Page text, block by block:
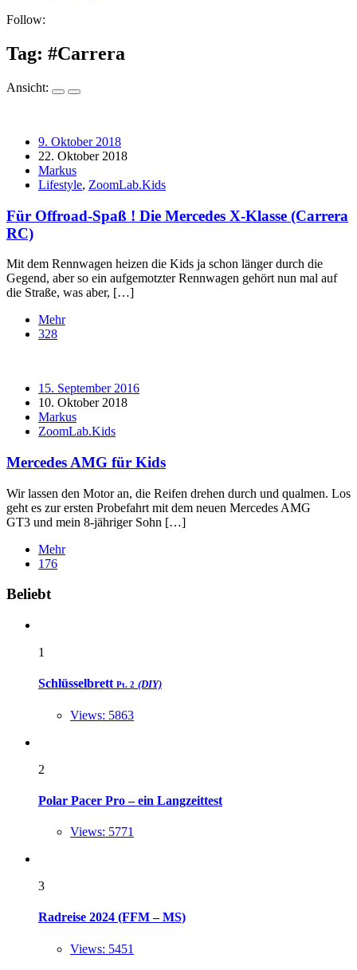
Follow:
Tag: #Carrera
Ansicht:
9. Oktober 2018
22. Oktober 2018
Markus
Lifestyle, ZoomLab.Kids
Für Offroad-Spaß ! Die Mercedes X-Klasse (Carrera
RC)
Mit dem Rennwagen heizen die Kids ja schon länger durch die
Gegend, aber so ein aufgemotzter Rennwagen gehört nun mal auf
die Straße, was aber, […]
Mehr
328
15. September 2016
10. Oktober 2018
Markus
ZoomLab.Kids
Mercedes AMG für Kids
Wir lassen den Motor an, die Reifen drehen durch und qualmen. Los
geht es zur ersten Probefahrt mit dem neuen Mercedes AMG
GT3 und mein 8-jähriger Sohn […]
Mehr
176
Widgets
Beliebt
1
Schlüsselbrett Pt. 2 (DIY)
Views: 5863
2
Polar Pacer Pro – ein Langzeittest
Views: 5771
3
Radreise 2024 (FFM – MS)
Views: 5451